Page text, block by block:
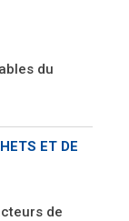
du
ET DE
de